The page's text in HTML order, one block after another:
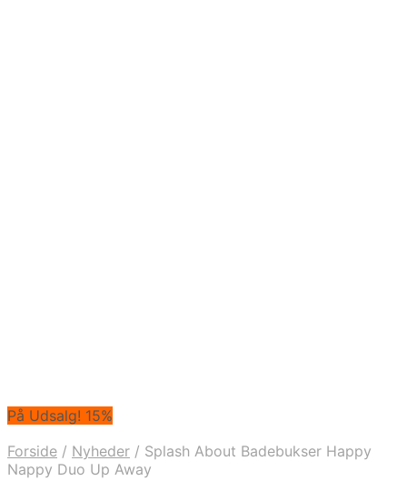
På Udsalg! 15%
Forside / Nyheder / Splash About Badebukser Happy
Nappy Duo Up Away